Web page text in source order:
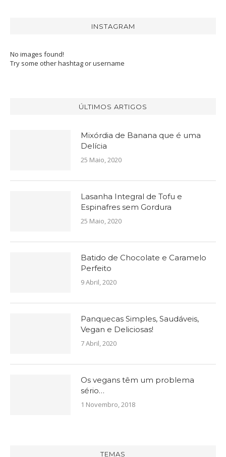
INSTAGRAM
No images found!
Try some other hashtag or username
ÚLTIMOS ARTIGOS
Mixórdia de Banana que é uma
Delícia
25 Maio, 2020
Lasanha Integral de Tofu e
Espinafres sem Gordura
25 Maio, 2020
Batido de Chocolate e Caramelo
Perfeito
9 Abril, 2020
Panquecas Simples, Saudáveis,
Vegan e Deliciosas!
7 Abril, 2020
Os vegans têm um problema
sério…
1 Novembro, 2018
TEMAS